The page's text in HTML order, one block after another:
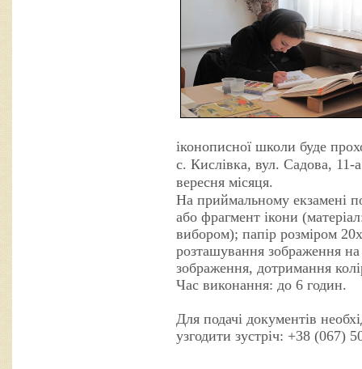
іконописної школи буде
с. Кислівка, вул. Садова, 11-
вересня місяця.
На приймальному екзамені
або фрагмент ікони
вибором); папір розміром
розташування зображення
зображення, дотримання
Час виконання: до 6 годин.
Для подачі документів
узгодити зустріч: +38 (067)